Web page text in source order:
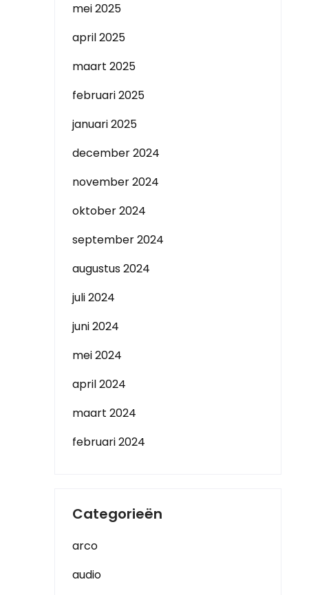
mei 2025
april 2025
maart 2025
februari 2025
januari 2025
december 2024
november 2024
oktober 2024
september 2024
augustus 2024
juli 2024
juni 2024
mei 2024
april 2024
maart 2024
februari 2024
Categorieën
arco
audio